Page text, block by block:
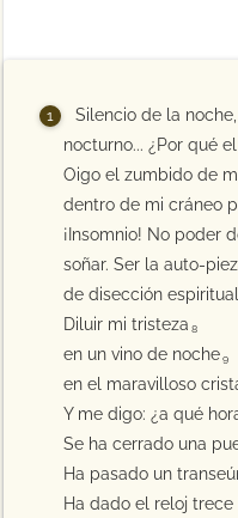
Silencio de la
nocturno... ¿Por qué
Oigo el zumbido de
dentro de mi cráneo
¡Insomnio! No poder
soñar. Ser la auto-
de disección
Diluir mi tristeza 8
en un vino de noche 9
en el maravilloso
Y me digo: ¿a qué
Se ha cerrado una
Ha pasado un
Ha dado el reloj trece